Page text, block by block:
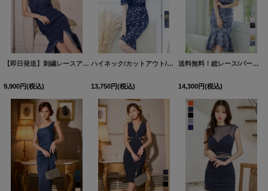
【即日発送】刺繍レースアメスリフレアドレス/キャバドレス【S-Mサイズ/2カラー】[HC02] 【FS】
9,900円(税込)
ハイネック/カットアウト/パフスリーブ/半袖/総レース/フリル/タイト/ミディアムドレス/キャバドレス【S-Lサイズ/6カラー】[HC02]
13,750円(税込)
送料無料！総レース/パール/マーメイド/パフスリーブ/ミディアムドレス/キャバドレス【S-Lサイズ/6カラー】[HC02]
14,300円(税込)